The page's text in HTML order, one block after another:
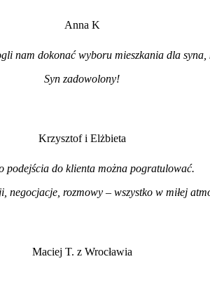
Anna K
nam dokonać wyboru mieszkania dla syna,
Syn zadowolony!
Krzysztof i Elżbieta
podejścia do klienta można pogratulować.
negocjacje, rozmowy – wszystko w miłej
Maciej T. z Wrocławia